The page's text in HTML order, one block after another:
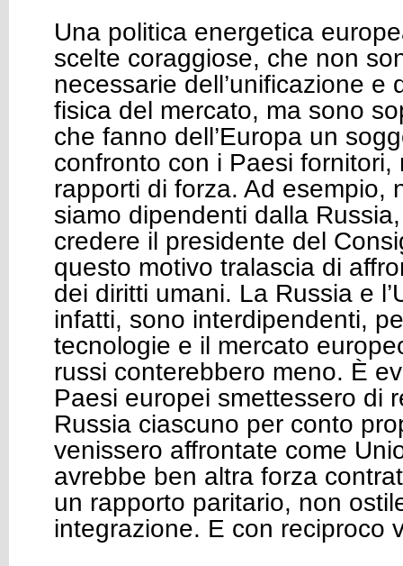
Una politica energetica
scelte coraggiose, che non
necessarie dell’unificazione e
fisica del mercato, ma sono
che fanno dell’Europa un
confronto con i Paesi fornitori,
rapporti di forza. Ad esempio,
siamo dipendenti dalla
credere il presidente del
questo motivo tralascia di
dei diritti umani. La Russia e
infatti, sono interdipendenti,
tecnologie e il mercato
russi conterebbero meno. È
Paesi europei smettessero di
Russia ciascuno per conto
venissero affrontate come
avrebbe ben altra forza
un rapporto paritario, non
integrazione. E con reciproco